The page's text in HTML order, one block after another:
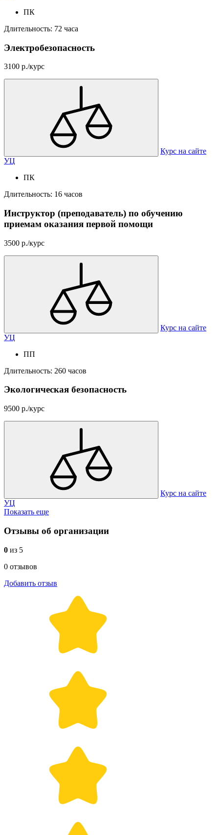
ПК
Длительность: 72 часа
Электробезопасность
3100 р./курс
Курс на сайте
УЦ
ПК
Длительность: 16 часов
Инструктор (преподаватель) по обучению
приемам оказания первой помощи
3500 р./курс
Курс на сайте
УЦ
ПП
Длительность: 260 часов
Экологическая безопасность
9500 р./курс
Курс на сайте
УЦ
Показать еще
Отзывы об организации
0 из 5
0 отзывов
Добавить отзыв